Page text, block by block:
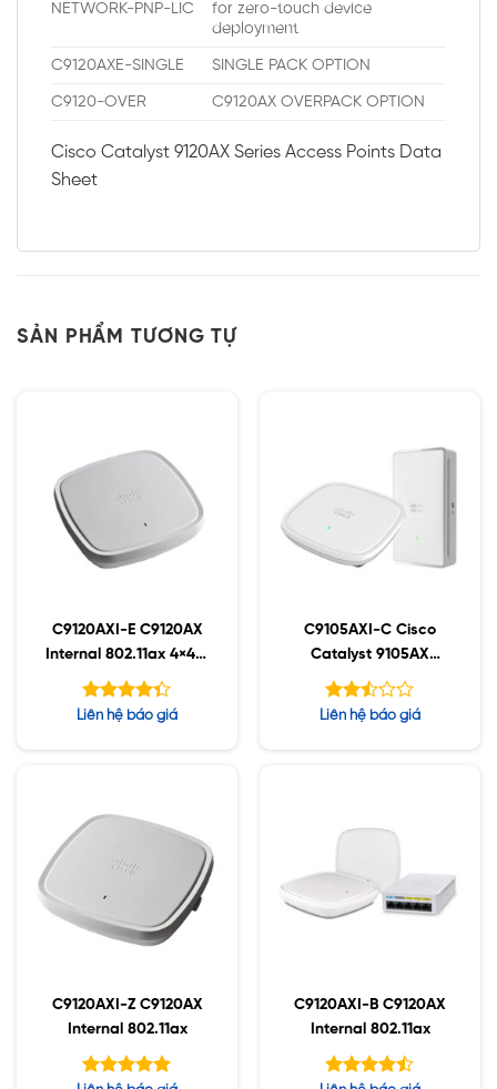
NETWORK-PNP-LIC
for zero-touch device
deployment
C9120AXE-SINGLE SINGLE PACK OPTION
C9120-OVER C9120AX OVERPACK OPTION
Cisco Catalyst 9120AX Series Access Points Data
Sheet
SẢN PHẨM TƯƠNG TỰ
C9120AXI-E C9120AX
Internal 802.11ax 4×4:4
MIMO;IOT;BT5;mGig;U
Được xếp
Liên hệ báo giá
C9105AXI-C Cisco
Catalyst 9105AX
Series
Được
Liên hệ báo giá
C9120AXI-Z C9120AX
Internal 802.11ax
C9120AXI-B C9120AX
Internal 802.11ax